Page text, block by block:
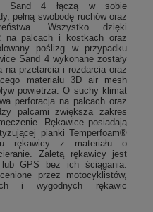
Sand 4 łączą w sobie
pełną swobodę ruchów oraz
Wszystko dzięki
na palcach i kostkach oraz
poślizg w przypadku
Sand 4 wykonane zostały
przetarcia i rozdarcia oraz
materiału 3D air mesh
powietrza. O suchy klimat
perforacja na palcach oraz
palcami zwiększa zakres
Rękawice posiadają
pianki Temperfoam®
rękawicy z materiału o
Zaletą rękawicy jest
lub GPS bez ich ściągania.
przez motocyklistów,
i wygodnych rękawic